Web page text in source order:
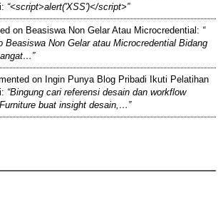
: “<script>alert('XSS')</script>”
on Beasiswa Non Gelar Atau Microcredential : “
Beasiswa Non Gelar atau Microcredential Bidang
on Ingin Punya Blog Pribadi Ikuti Pelatihan
: “Bingung cari referensi desain dan workflow
buat insight desain,…”